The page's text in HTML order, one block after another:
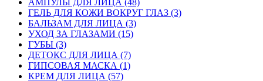
ГЕЛЬ ДЛЯ КОЖИ ВОКРУГ ГЛАЗ (3)
БАЛЬЗАМ ДЛЯ ЛИЦА (3)
УХОД ЗА ГЛАЗАМИ (15)
ГУБЫ (3)
ДЕТОКС ДЛЯ ЛИЦА (7)
ГИПСОВАЯ МАСКА (1)
КРЕМ ДЛЯ ЛИЦА (57)